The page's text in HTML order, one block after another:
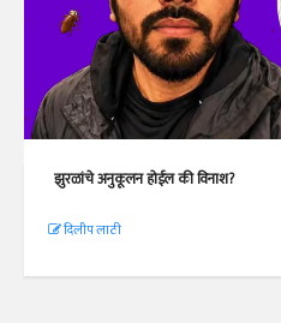
झुरळांचे अनुकूलन होईल की विनाश?
दिलीप लाठी